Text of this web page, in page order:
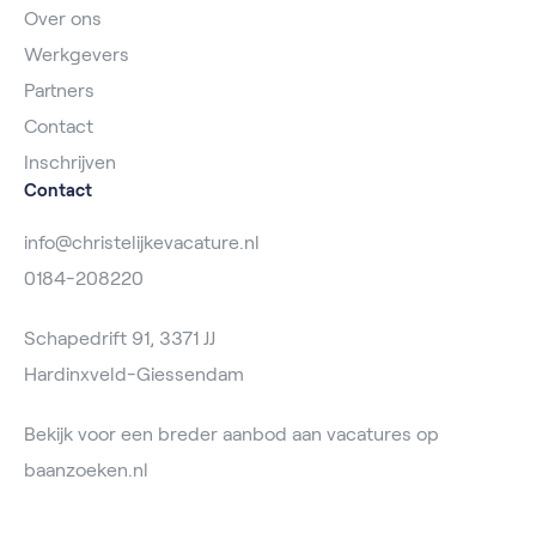
Over ons
Werkgevers
Partners
Contact
Inschrijven
Contact
info@christelijkevacature.nl
0184-208220
Schapedrift 91, 3371 JJ
Hardinxveld-Giessendam
Bekijk voor een breder aanbod aan vacatures op
baanzoeken.nl